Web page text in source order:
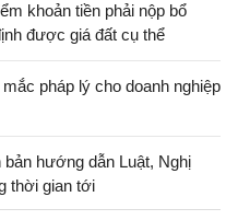
khoản tiền phải nộp bổ
được giá đất cụ thể
pháp lý cho doanh nghiệp
hướng dẫn Luật, Nghị
thời gian tới